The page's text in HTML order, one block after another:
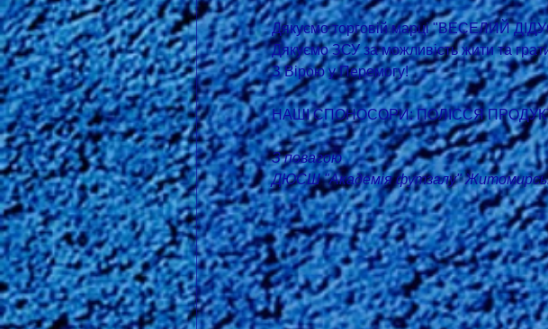
Дякуємо торговій марці "ВЕСЕЛИЙ
Дякуємо ЗСУ за можливість жити та грати
З Вірою у Перемогу!
НАШІ СПОНОСОРИ: ПОЛІССЯ
З повагою
ДЮСШ "Академія футзалу"